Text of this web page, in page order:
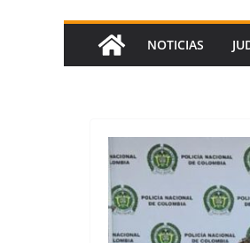
NOTICIAS